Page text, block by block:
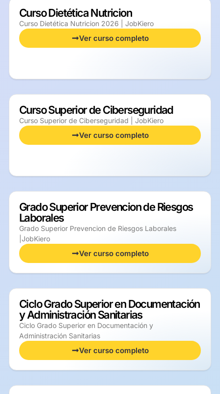
Curso Dietética Nutricion
Curso Dietética Nutricion 2026 | JobKiero
Ver curso completo
Curso Superior de Ciberseguridad
Curso Superior de Ciberseguridad | JobKiero
Ver curso completo
Grado Superior Prevencion de Riesgos
Laborales
Grado Superior Prevencion de Riesgos Laborales
|JobKiero
Ver curso completo
Ciclo Grado Superior en Documentación
y Administración Sanitarias
Ciclo Grado Superior en Documentación y
Administración Sanitarias
Ver curso completo